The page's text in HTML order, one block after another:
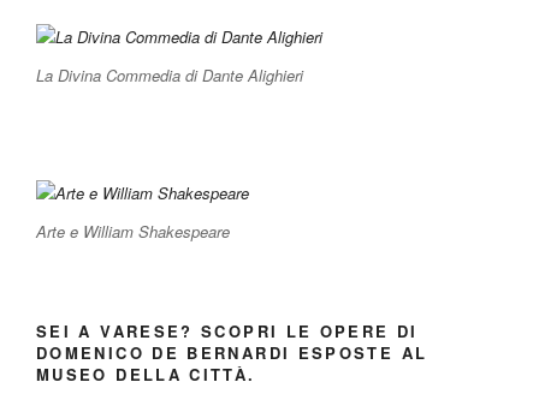
La Divina Commedia di Dante Alighieri
Arte e William Shakespeare
SEI A VARESE? SCOPRI LE OPERE DI
DOMENICO DE BERNARDI ESPOSTE AL
MUSEO DELLA CITTÀ.